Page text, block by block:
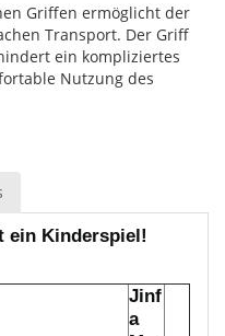
Griffen ermöglicht der
Transport. Der Griff
ein kompliziertes
Nutzung des
ein Kinderspiel!
Jinf
a